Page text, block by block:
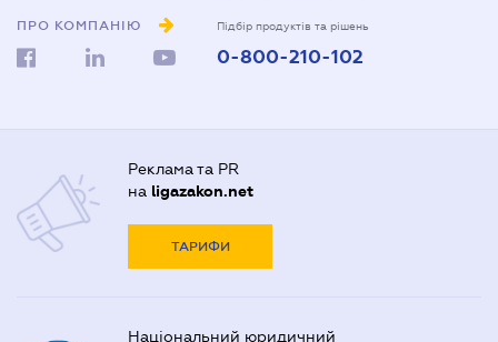
ПРО КОМПАНІЮ Підбір продуктів та рішень
0-800-210-102
Реклама та PR
на ligazakon.net
ТАРИФИ
Національний юридичний